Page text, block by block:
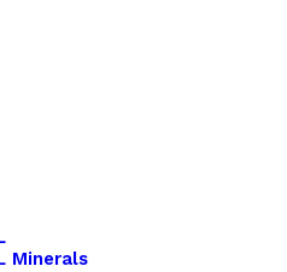
Minerals
Haakfabriek Webshop
aan
leren Little Labels,
Of je nu de
en eenvoudige
een veilige
of een meer